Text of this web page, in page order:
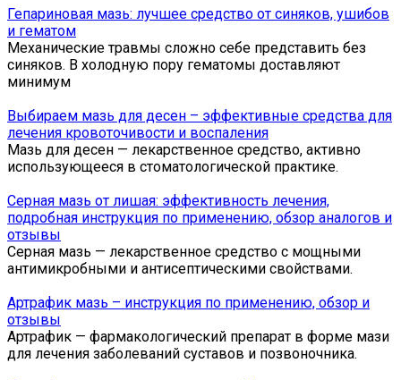
Гепариновая мазь: лучшее средство от синяков, ушибов
и гематом
Механические травмы сложно себе представить без
синяков. В холодную пору гематомы доставляют
минимум
Выбираем мазь для десен – эффективные средства для
лечения кровоточивости и воспаления
Мазь для десен — лекарственное средство, активно
использующееся в стоматологической практике.
Серная мазь от лишая: эффективность лечения,
подробная инструкция по применению, обзор аналогов и
отзывы
Серная мазь — лекарственное средство с мощными
антимикробными и антисептическими свойствами.
Артрафик мазь – инструкция по применению, обзор и
отзывы
Артрафик — фармакологический препарат в форме мази
для лечения заболеваний суставов и позвоночника.